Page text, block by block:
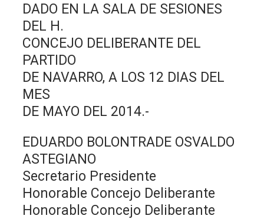
DADO EN LA SALA DE SESIONES
DEL H.
CONCEJO DELIBERANTE DEL
PARTIDO
DE NAVARRO, A LOS 12 DIAS DEL
MES
DE MAYO DEL 2014.-
EDUARDO BOLONTRADE OSVALDO
ASTEGIANO
Secretario Presidente
Honorable Concejo Deliberante
Honorable Concejo Deliberante